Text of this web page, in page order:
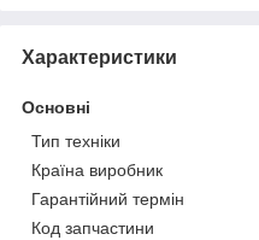
Характеристики
Основні
Тип техніки
Країна виробник
Гарантійний термін
Код запчастини